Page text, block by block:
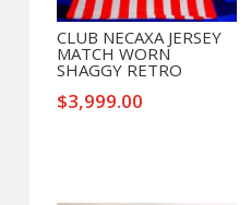
CLUB NECAXA JERSEY
MATCH WORN
SHAGGY RETRO
$3,999.00